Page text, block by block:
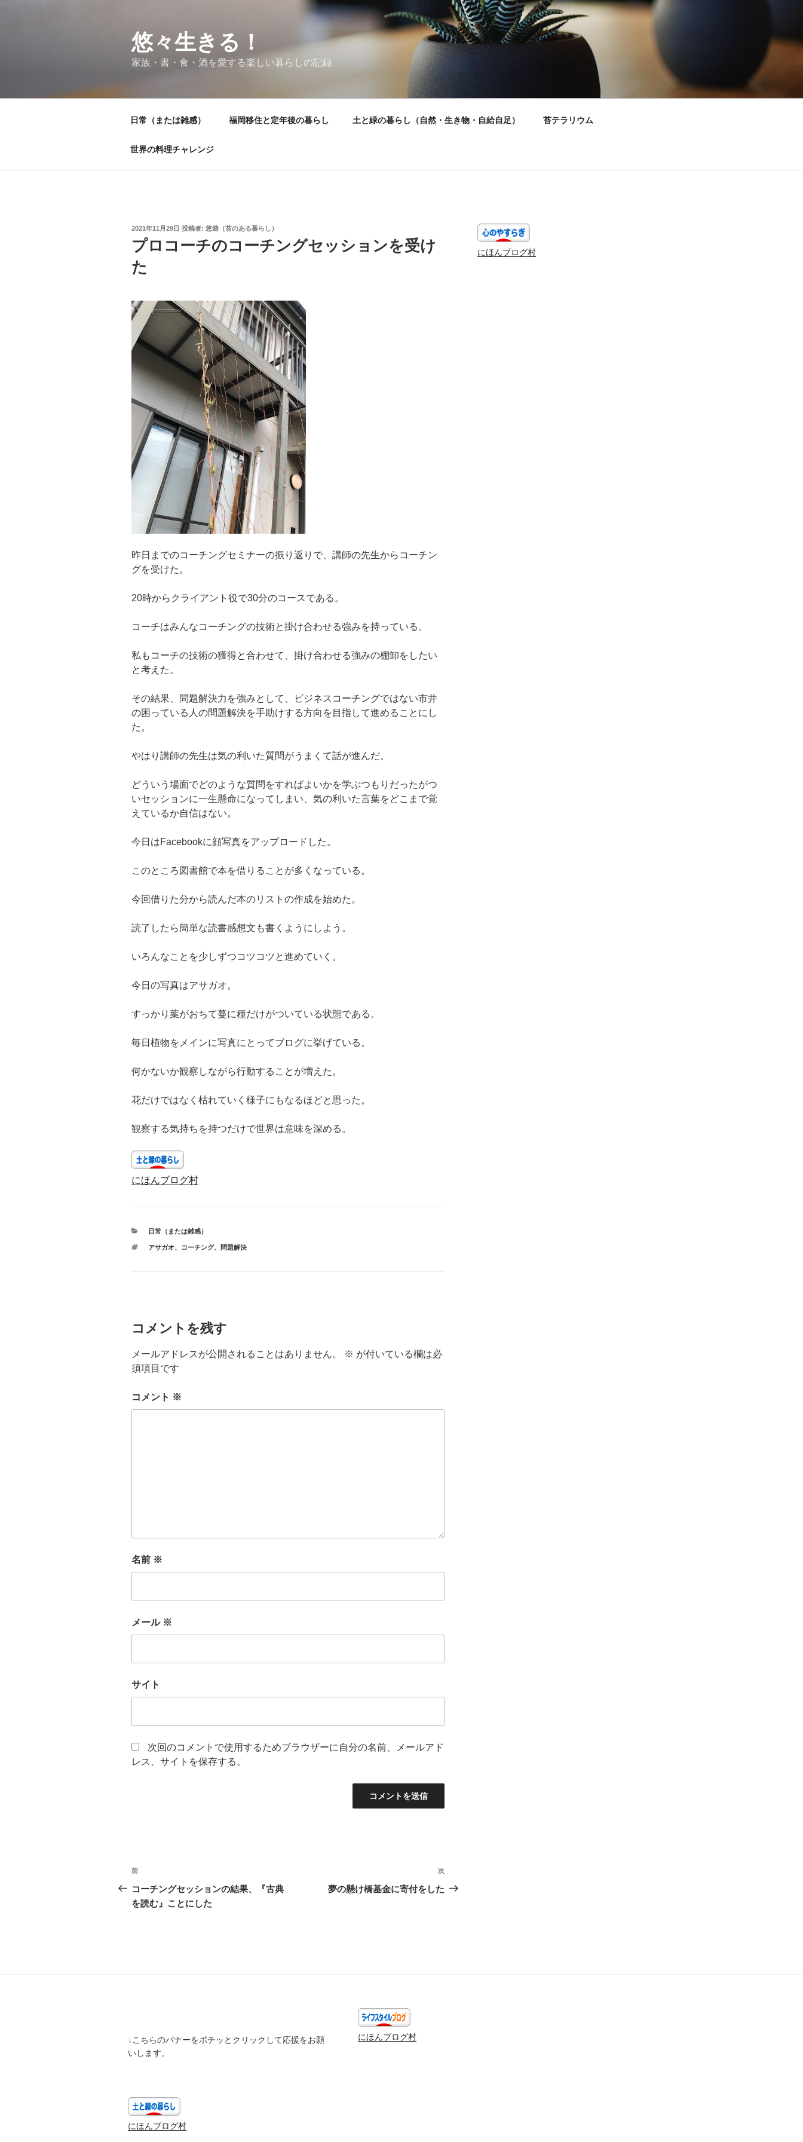
悠々生きる！
家族・書・食・酒を愛する楽しい暮らしの記録
日常（または雑感） 福岡移住と定年後の暮らし 土と緑の暮らし（自然・生き物・自給自足） 苔テラリウム
世界の料理チャレンジ
投
日:
2021年11月29日 投稿者: 悠遊（苔のある暮らし）
プロコーチのコーチングセッションを受け
た
昨日までのコーチングセミナーの振り返りで、講師の先生からコーチン
グを受けた。
20時からクライアント役で30分のコースである。
コーチはみんなコーチングの技術と掛け合わせる強みを持っている。
私もコーチの技術の獲得と合わせて、掛け合わせる強みの棚卸をしたい
と考えた。
その結果、問題解決力を強みとして、ビジネスコーチングではない市井
の困っている人の問題解決を手助けする方向を目指して進めることにし
た。
やはり講師の先生は気の利いた質問がうまくて話が進んだ。
どういう場面でどのような質問をすればよいかを学ぶつもりだったがつ
いセッションに一生懸命になってしまい、気の利いた言葉をどこまで覚
えているか自信はない。
今日はFacebookに顔写真をアップロードした。
このところ図書館で本を借りることが多くなっている。
今回借りた分から読んだ本のリストの作成を始めた。
読了したら簡単な読書感想文も書くようにしよう。
いろんなことを少しずつコツコツと進めていく。
今日の写真はアサガオ。
すっかり葉がおちて蔓に種だけがついている状態である。
毎日植物をメインに写真にとってブログに挙げている。
何かないか観察しながら行動することが増えた。
花だけではなく枯れていく様子にもなるほどと思った。
観察する気持ちを持つだけで世界は意味を深める。
にほんブログ村
カ
ゴ
日常（または雑感）
タ
アサガオ、 コーチング、 問題解決
コメントを残す
メールアドレスが公開されることはありません。 ※ が付いている欄は必
須項目です
コメント ※
名前 ※
メール ※
サイト
次回のコメントで使用するためブラウザーに自分の名前、メールアド
レス、サイトを保存する。
投
稿
ナ
ン
前
の
投
前
コーチングセッションの結果、『古典
を読む』ことにした
次
の
次
夢の懸け橋基金に寄付をした
にほんブログ村
↓こちらのバナーをポチッとクリックして応援をお願
いします。
にほんブログ村
にほんブログ村